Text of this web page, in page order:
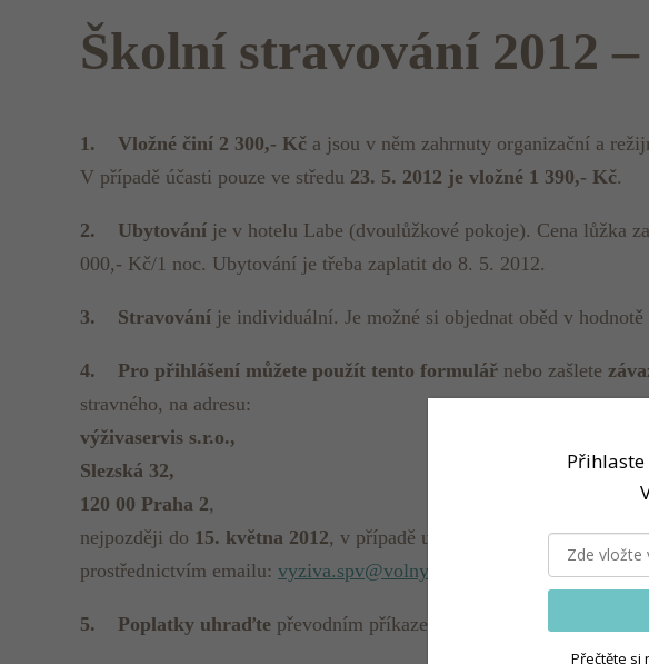
Školní stravování 2012
1. Vložné činí 2 300,- Kč a jsou v něm zahrnuty organizační a
V případě účasti pouze ve středu 23. 5. 2012 je vložné 1 390,- Kč.
2. Ubytování je v hotelu Labe (dvoulůžkové pokoje). Cena lůžka
000,- Kč/1 noc. Ubytování je třeba zaplatit do 8. 5. 2012.
3. Stravování je individuální. Je možné si objednat oběd v
4. Pro přihlášení můžete použít tento formulář nebo zašlete
stravného, na adresu:
výživaservis s.r.o.,
Slezská 32,
120 00 Praha 2,
nejpozději do 15. května 2012, v případě ubytování nejpozdějido 8.
prostřednictvím emailu: vyziva.spv@volny.cz
5. Poplatky uhraďte převodním příkazem z účtu plátce na účet
Přečtěte si